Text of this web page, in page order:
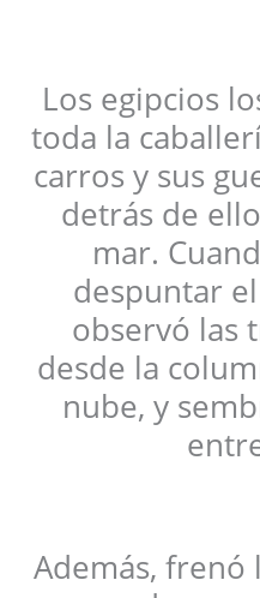
Los egipcios
toda la
carros y sus
detrás de
mar.
despuntar
observó las
desde la
nube, y
Además, frenó